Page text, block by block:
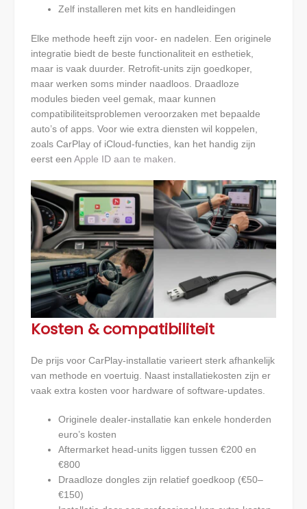
Zelf installeren met kits en handleidingen
Elke methode heeft zijn voor- en nadelen. Een originele
integratie biedt de beste functionaliteit en esthetiek,
maar is vaak duurder. Retrofit-units zijn goedkoper,
maar werken soms minder naadloos. Draadloze
modules bieden veel gemak, maar kunnen
compatibiliteitsproblemen veroorzaken met bepaalde
auto’s of apps. Voor wie extra diensten wil koppelen,
zoals CarPlay of iCloud-functies, kan het handig zijn
eerst een Apple ID aan te maken
Kosten & compatibiliteit
De prijs voor CarPlay-installatie varieert sterk afhankelijk
van methode en voertuig. Naast installatiekosten zijn er
vaak extra kosten voor hardware of software-updates.
Originele dealer-installatie kan enkele honderden
euro’s kosten
Aftermarket head-units liggen tussen €200 en
€800
Draadloze dongles zijn relatief goedkoop (€50–
€150)